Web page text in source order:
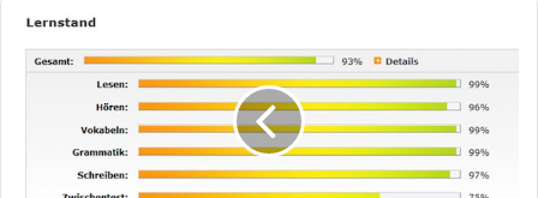
Quelle: Storymaker für App Annie
App Annie begründet den Einstieg in die
O
n